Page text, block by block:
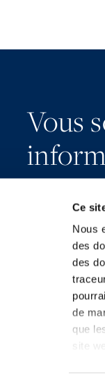
Ce
Nous
des
des
de
que
site
Vous